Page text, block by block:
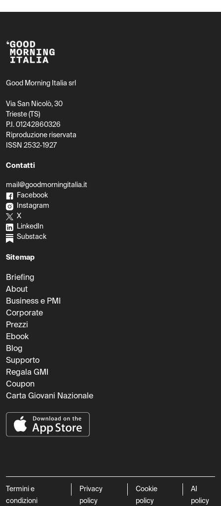
Good Morning Italia srl
Via San Nicolò, 30
Trieste (TS)
P.I. 01242860326
Riproduzione riservata
ISSN 2532-1927
Contatti
mail@goodmorningitalia.it
Facebook
Instagram
X
LinkedIn
Substack
Sitemap
Briefing
About
Business e PMI
Corporate
Prezzi
Ebook
Blog
Supporto
Regala GMI
Coupon
Carta Giovani Nazionale
Termini e
condizioni
Privacy
policy
Cookie
policy
AI
policy